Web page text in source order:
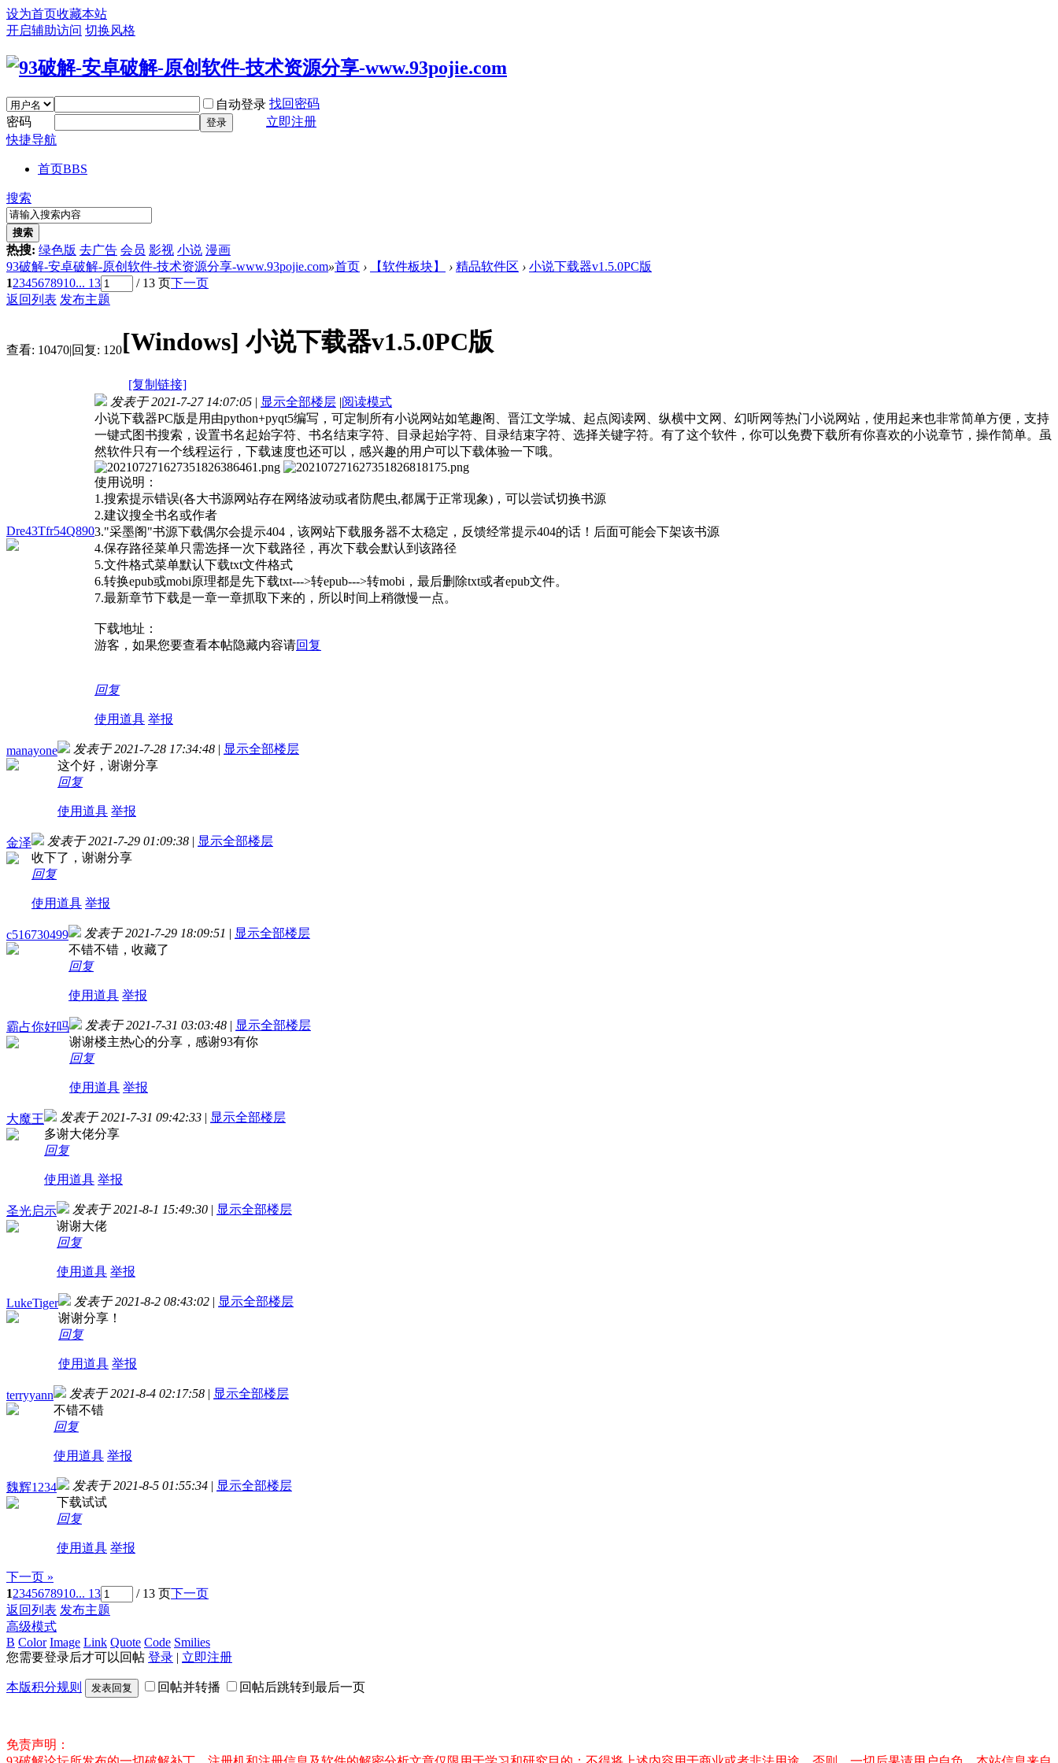
设为首页收藏本站
开启辅助访问 切换风格
自动登录 找回密码
密码
登录
立即注册
快捷导航
首页BBS
搜索
搜索
热搜: 绿色版 去广告 会员 影视 小说 漫画
93破解-安卓破解-原创软件-技术资源分享-www.93pojie.com»首页 › 【软件板块】 › 精品软件区 › 小说下载器v1.5.0PC版
12345678910... 13 / 13 页下一页
返回列表 发布主题
查看: 10470|回复: 120[Windows] 小说下载器v1.5.0PC版
[复制链接]
Dre43Tfr54Q890
发表于 2021-7-27 14:07:05 | 显示全部楼层 |阅读模式
小说下载器PC版是用由python+pyqt5编写，可定制所有小说网站如笔趣阁、晋江文学城、起点阅读网、纵横中文网、幻听网等热门小说网站，使用起来也非常简单方便，支持
一键式图书搜索，设置书名起始字符、书名结束字符、目录起始字符、目录结束字符、选择关键字符。有了这个软件，你可以免费下载所有你喜欢的小说章节，操作简单。虽
然软件只有一个线程运行，下载速度也还可以，感兴趣的用户可以下载体验一下哦。
使用说明：
1.搜索提示错误(各大书源网站存在网络波动或者防爬虫,都属于正常现象)，可以尝试切换书源
2.建议搜全书名或作者
3."采墨阁"书源下载偶尔会提示404，该网站下载服务器不太稳定，反馈经常提示404的话！后面可能会下架该书源
4.保存路径菜单只需选择一次下载路径，再次下载会默认到该路径
5.文件格式菜单默认下载txt文件格式
6.转换epub或mobi原理都是先下载txt--->转epub--->转mobi，最后删除txt或者epub文件。
7.最新章节下载是一章一章抓取下来的，所以时间上稍微慢一点。
下载地址：
游客，如果您要查看本帖隐藏内容请回复
回复
使用道具 举报
manayone 发表于 2021-7-28 17:34:48 | 显示全部楼层
这个好，谢谢分享
回复
使用道具 举报
金泽 发表于 2021-7-29 01:09:38 | 显示全部楼层
收下了，谢谢分享
回复
使用道具 举报
c516730499 发表于 2021-7-29 18:09:51 | 显示全部楼层
不错不错，收藏了
回复
使用道具 举报
霸占你好吗 发表于 2021-7-31 03:03:48 | 显示全部楼层
谢谢楼主热心的分享，感谢93有你
回复
使用道具 举报
大魔王 发表于 2021-7-31 09:42:33 | 显示全部楼层
多谢大佬分享
回复
使用道具 举报
圣光启示 发表于 2021-8-1 15:49:30 | 显示全部楼层
谢谢大佬
回复
使用道具 举报
LukeTiger 发表于 2021-8-2 08:43:02 | 显示全部楼层
谢谢分享！
回复
使用道具 举报
terryyann 发表于 2021-8-4 02:17:58 | 显示全部楼层
不错不错
回复
使用道具 举报
魏辉1234 发表于 2021-8-5 01:55:34 | 显示全部楼层
下载试试
回复
使用道具 举报
下一页 »
12345678910... 13 / 13 页下一页
返回列表 发布主题
高级模式
B Color Image Link Quote Code Smilies
您需要登录后才可以回帖 登录 | 立即注册
本版积分规则 发表回复 回帖并转播 回帖后跳转到最后一页
免责声明：